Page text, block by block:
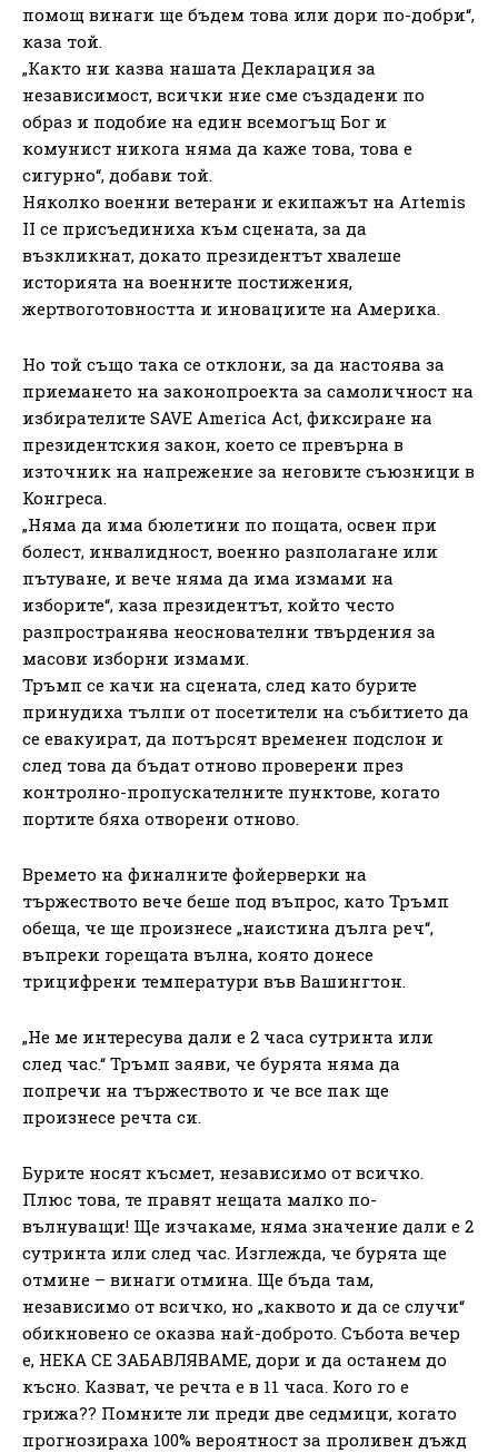
помощ винаги ще бъдем това или дори по-добри“,
каза той.
„Както ни казва нашата Декларация за
независимост, всички ние сме създадени по
образ и подобие на един всемогъщ Бог и
комунист никога няма да каже това, това е
сигурно“, добави той.
Няколко военни ветерани и екипажът на Artemis
II се присъединиха към сцената, за да
възкликнат, докато президентът хвалеше
историята на военните постижения,
жертвоготовността и иновациите на Америка.
Но той също така се отклони, за да настоява за
приемането на законопроекта за самоличност на
избирателите SAVE America Act, фиксиране на
президентския закон, което се превърна в
източник на напрежение за неговите съюзници в
Конгреса.
„Няма да има бюлетини по пощата, освен при
болест, инвалидност, военно разполагане или
пътуване, и вече няма да има измами на
изборите“, каза президентът, който често
разпространява неоснователни твърдения за
масови изборни измами.
Тръмп се качи на сцената, след като бурите
принудиха тълпи от посетители на събитието да
се евакуират, да потърсят временен подслон и
след това да бъдат отново проверени през
контролно-пропускателните пунктове, когато
портите бяха отворени отново.
Времето на финалните фойерверки на
тържеството вече беше под въпрос, като Тръмп
обеща, че ще произнесе „наистина дълга реч“,
въпреки горещата вълна, която донесе
трицифрени температури във Вашингтон.
„Не ме интересува дали е 2 часа сутринта или
след час.“ Тръмп заяви, че бурята няма да
попречи на тържеството и че все пак ще
произнесе речта си.
Бурите носят късмет, независимо от всичко.
Плюс това, те правят нещата малко по-
вълнуващи! Ще изчакаме, няма значение дали е 2
сутринта или след час. Изглежда, че бурята ще
отмине – винаги отмина. Ще бъда там,
независимо от всичко, но „каквото и да се случи“
обикновено се оказва най-доброто. Събота вечер
е, НЕКА СЕ ЗАБАВЛЯВАМЕ, дори и да останем до
късно. Казват, че речта е в 11 часа. Кого го е
грижа?? Помните ли преди две седмици, когато
прогнозираха 100% вероятност за проливен дъжд